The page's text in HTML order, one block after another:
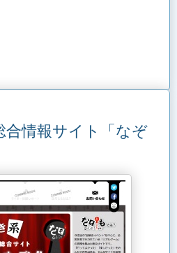
合情報サイト「なぞ